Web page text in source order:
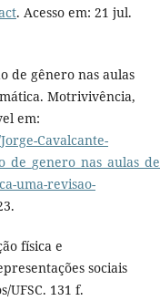
. Acesso em: 21 jul.
de gênero nas aulas
Motrivivência,
em:
Cavalcante-
uma-revisao-
física e
sociais
UFSC. 131 f.